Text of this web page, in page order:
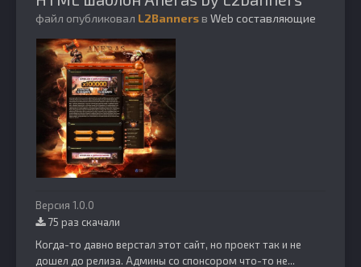
файл опубликовал L2Bannersв Web составляющие
Версия 1.0.0
75 раз скачали
Когда-то давно верстал этот сайт, но проект так и не
дошел до релиза. Админы со спонсором что-то не...